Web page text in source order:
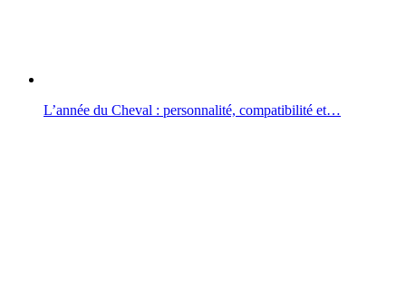
L’année du Cheval : personnalité, compatibilité et…